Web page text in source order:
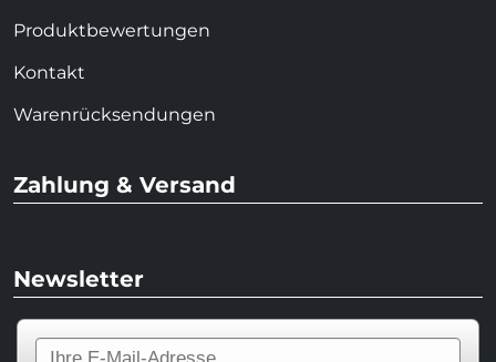
Produktbewertungen
Kontakt
Warenrücksendungen
Zahlung & Versand
Newsletter